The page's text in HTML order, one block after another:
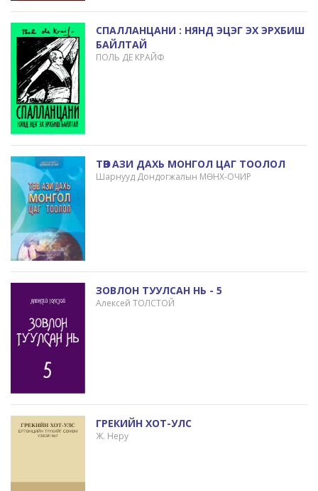
СПАЛЛАНЦАНИ : НЯНД ЭЦЭГ ЭХ ЭРХБИШ
БАЙЛТАЙ
ПОЛЬ ДЕ КРАЙФ
ТӨВ АЗИ ДАХЬ МОНГОЛ ЦАГ ТООЛОЛ
Шарнууд Дондогжалын МӨНХ-ОЧИР
ЗОВЛОН ТУУЛСАН НЬ - 5
Алексей ТОЛСТОЙ
ГРЕКИЙН ХОТ-УЛС
Ж. Неру